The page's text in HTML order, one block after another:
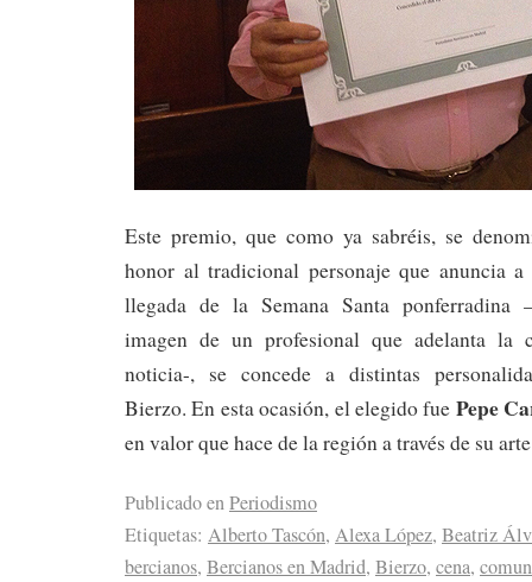
Este premio, que como ya sabréis, se
honor al tradicional personaje que anuncia
llegada de la Semana Santa ponferradina
imagen de un profesional que adelanta la
noticia-, se concede a distintas
Bierzo. En esta ocasión, el elegido fue Pepe
en valor que hace de la región a través de su
Publicado enPeriodismo
Etiquetas: Alberto Tascón, Alexa López, Beatriz
bercianos, Bercianos en Madrid, Bierzo, cena,